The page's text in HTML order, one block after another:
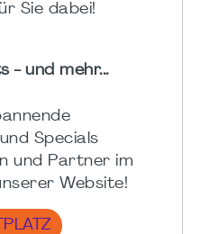
Sie dabei!
- und mehr...
Specials
und Partner im
Website!